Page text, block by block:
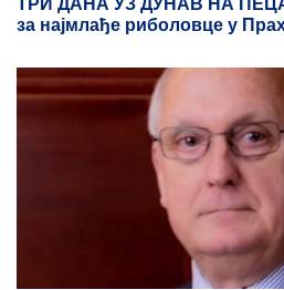
ТРИ ДАНА УЗ ДУНАВ НА
за најмлађе риболовце у